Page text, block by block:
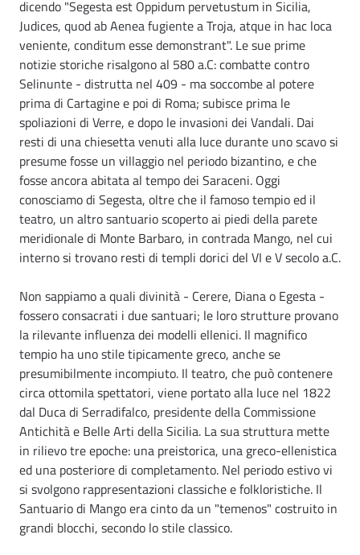
dicendo "Segesta est Oppidum pervetustum in Sicilia,
Judices, quod ab Aenea fugiente a Troja, atque in hac loca
veniente, conditum esse demonstrant". Le sue prime
notizie storiche risalgono al 580 a.C: combatte contro
Selinunte - distrutta nel 409 - ma soccombe al potere
prima di Cartagine e poi di Roma; subisce prima le
spoliazioni di Verre, e dopo le invasioni dei Vandali. Dai
resti di una chiesetta venuti alla luce durante uno scavo si
presume fosse un villaggio nel periodo bizantino, e che
fosse ancora abitata al tempo dei Saraceni. Oggi
conosciamo di Segesta, oltre che il famoso tempio ed il
teatro, un altro santuario scoperto ai piedi della parete
meridionale di Monte Barbaro, in contrada Mango, nel cui
interno si trovano resti di templi dorici del VI e V secolo a.C.
Non sappiamo a quali divinità - Cerere, Diana o Egesta -
fossero consacrati i due santuari; le loro strutture provano
la rilevante influenza dei modelli ellenici. Il magnifico
tempio ha uno stile tipicamente greco, anche se
presumibilmente incompiuto. Il teatro, che può contenere
circa ottomila spettatori, viene portato alla luce nel 1822
dal Duca di Serradifalco, presidente della Commissione
Antichità e Belle Arti della Sicilia. La sua struttura mette
in rilievo tre epoche: una preistorica, una greco-ellenistica
ed una posteriore di completamento. Nel periodo estivo vi
si svolgono rappresentazioni classiche e folkloristiche. Il
Santuario di Mango era cinto da un "temenos" costruito in
grandi blocchi, secondo lo stile classico.